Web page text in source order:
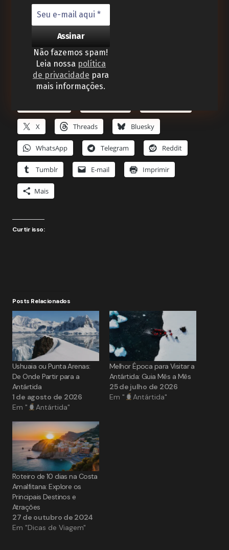
Não fazemos spam!
Leia nossa política
de privacidade para
mais informações.
Formada em marketing, atualmente atuando no
mercado publicitário na cidade de São Paulo.
Compartilhe isso:
X Threads Bluesky
WhatsApp Telegram Reddit
Tumblr E-mail Imprimir
Mais
Curtir isso:
Posts Relacionados
Ushuaia ou Punta Arenas:
De Onde Partir para a
Antártida
1 de agosto de 2026
Em "
Antártida"
Melhor Época para Visitar a
Antártida: Guia Mês a Mês
25 de julho de 2026
Em "
Antártida"
Roteiro de 10 dias na Costa
Amalfitana: Explore os
Principais Destinos e
Atrações
27 de outubro de 2024
Em "Dicas de Viagem"